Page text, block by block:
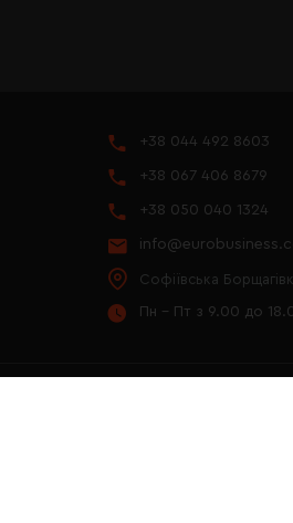
+38 044 492 8603
+38 067 406 8679
+38 050 040 1324
Софіївська
Пн - Пт з 9.00 до